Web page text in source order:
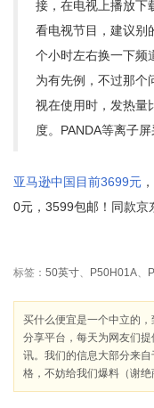
接，在电视上播放下
看电视节目，建议别
个小时左右换一下频
为有先例，不过那个
视在使用时，发热量
度。PANDA等离子
亚马逊中国目前3699元
0元，3599包邮！同款京
标签： 50英寸、 P50H01A、
买什么便宜是一个中立的
分享平台，每天为网友们
讯。我们的信息大部分来
格，不妨给我们爆料（谢绝